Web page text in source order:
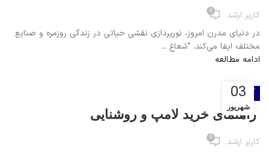
کاربر ارشد 0
در دنیای مدرن امروز، نورپردازی نقشی حیاتی در زندگی روزمره و صنایع
مختلف ایفا می‌کند. “شعاع ...
ادامه مطالعه
03
شهریور
آموزشی
راهنمای خرید لامپ و روشنایی
کاربر ارشد 0